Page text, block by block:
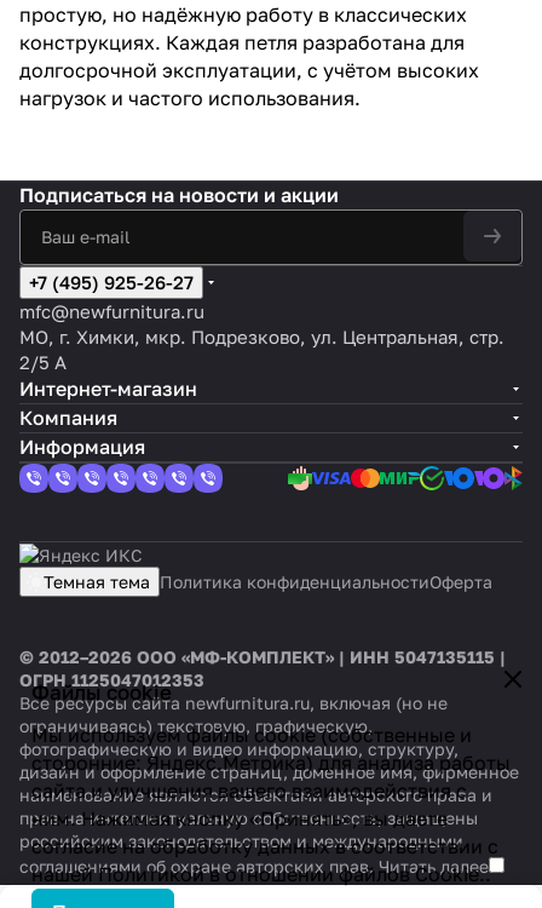
простую, но надёжную работу в классических
конструкциях. Каждая петля разработана для
долгосрочной эксплуатации, с учётом высоких
нагрузок и частого использования.
Файлы cookie
Мы используем файлы cookie (собственные и
сторонние: Яндекс.Метрика) для анализа работы
сайта и улучшения вашего взаимодействия с
ним. Нажимая кнопку «Принять», вы даете
согласие на обработку данных в соответствии с
нашейПолитикой в отношении файлов Cookie..
Подписаться на новости и акции
+7 (495) 925-26-27
mfc@newfurnitura.ru
МО, г. Химки, мкр. Подрезково, ул. Центральная, стр.
2/5 А
Интернет-магазин
Компания
Информация
Темная тема Политика конфиденциальностиОферта
© 2012–2026 ООО «МФ-КОМПЛЕКТ» | ИНН 5047135115 |
ОГРН 1125047012353
Все ресурсы сайта newfurnitura.ru, включая (но не
ограничиваясь) текстовую, графическую,
фотографическую и видео информацию, структуру,
дизайн и оформление страниц, доменное имя, фирменное
наименование являются объектами авторского права и
прав на интеллектуальную собственность, защищены
российским законодательством и международными
соглашениями об охране авторских прав. Читать далее